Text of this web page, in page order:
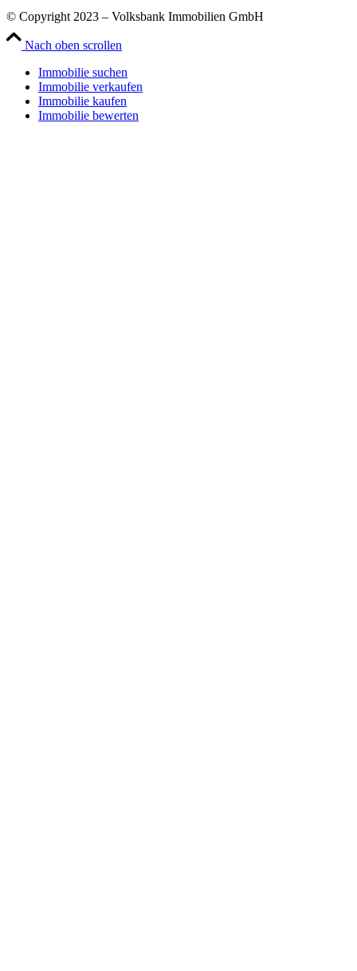
© Copyright 2023 – Volksbank Immobilien GmbH
Nach oben scrollen
Immobilie suchen
Immobilie verkaufen
Immobilie kaufen
Immobilie bewerten